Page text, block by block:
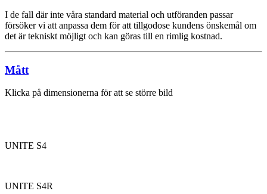
I de fall där inte våra standard material och utföranden passar
försöker vi att anpassa dem för att tillgodose kundens önskemål om
det är tekniskt möjligt och kan göras till en rimlig kostnad.
Mått
Klicka på dimensionerna för att se större bild
UNITE S4
UNITE S4R